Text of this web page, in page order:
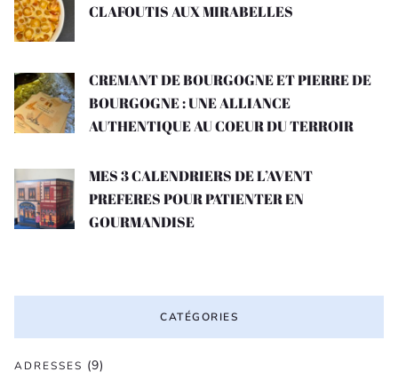
CLAFOUTIS AUX MIRABELLES
CREMANT DE BOURGOGNE ET PIERRE DE
BOURGOGNE : UNE ALLIANCE
AUTHENTIQUE AU COEUR DU TERROIR
MES 3 CALENDRIERS DE L’AVENT
PREFERES POUR PATIENTER EN
GOURMANDISE
CATÉGORIES
ADRESSES (9)